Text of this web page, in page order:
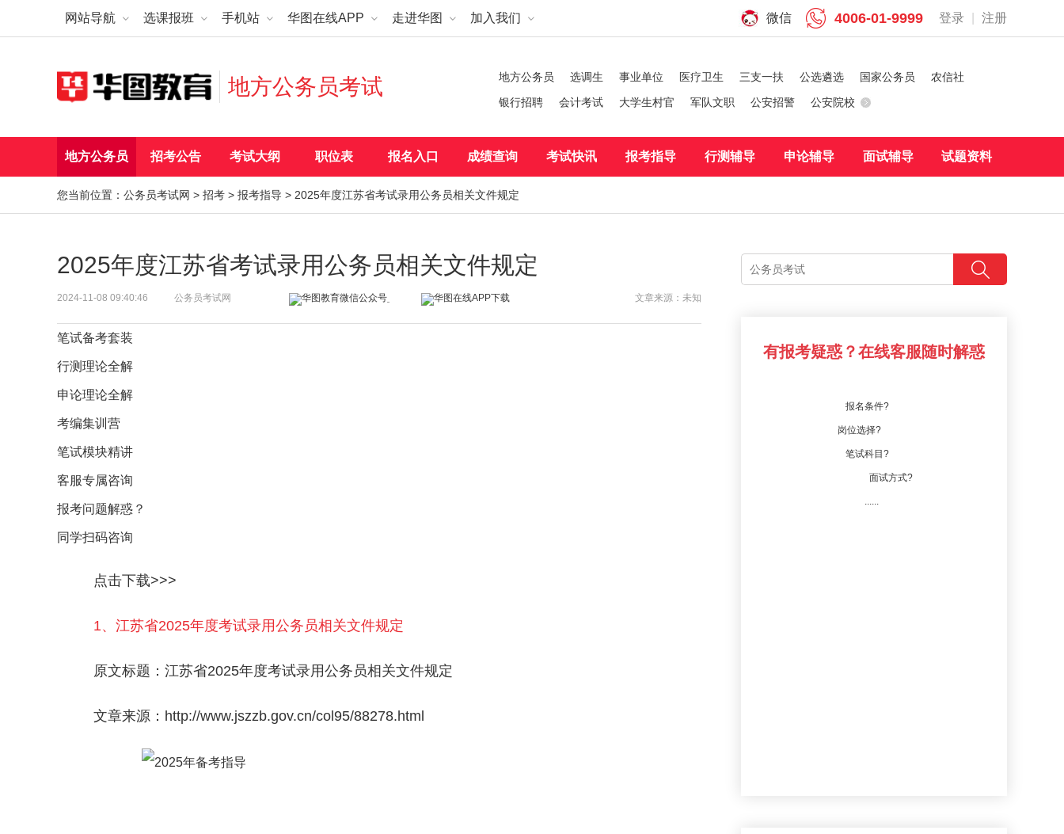
网站导航 选课报班 手机站 华图在线APP 走进华图 加入我们 登录 注册
4006-01-9999
微信
地方公务员考试 地方公务员 选调生 事业单位 医疗卫生 三支一扶 公选遴选 国家公务员
农信社
银行招聘
会计考试 大学生村官 军队文职 公安招警 公安院校
地方公务员 招考公告 考试大纲 职位表 报名入口 成绩查询 考试快讯 报考指导 行测辅导 申论辅导 面试辅导 试题资料
您当前位置： 公务员考试网 > 招考 > 报考指导 > 2025年度江苏省考试录用公务员相关文件规定
2025年度江苏省考试录用公务员相关文件规定
2024-11-08 09:40:46 公务员考试网 文章来源：未知
笔试备考套装
行测理论全解
申论理论全解
考编集训营
笔试模块精讲
客服专属咨询
报考问题解惑？
同学扫码咨询
点击下载>>>
1、江苏省2025年度考试录用公务员相关文件规定
原文标题：江苏省2025年度考试录用公务员相关文件规定
文章来源：http://www.jszzb.gov.cn/col95/88278.html
有报考疑惑？在线客服随时解惑
报名条件?
岗位选择?
笔试科目?
面试方式?
......